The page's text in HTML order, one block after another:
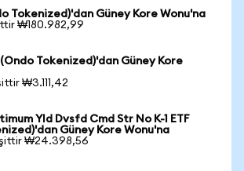
Tokenized)'dan Güney Kore Wonu'na
₩180.982,99
(Ondo Tokenized)'dan Güney Kore
₩3.111,42
Yld Dvsfd Cmd Str No K-1 ETF
Güney Kore Wonu'na
₩24.398,56